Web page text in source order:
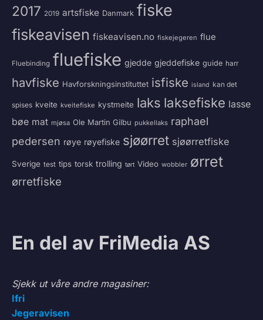
2017 2019 artsfiske Danmark fiske
fiskeavisen fiskeavisen.no fiskejegeren flue
Fluebinding fluefiske gjedde gjeddefiske guide harr
havfiske Havforskningsinstituttet isfiske island kan det
spises kveite kveitefiske kystmeite laks laksefiske lasse
bøe mat mjøsa Ole Martin Gilbu pukkellaks raphael
pedersen røye røyefiske sjøørret sjøørretfiske
Sverige test tips torsk trolling tørt Video wobbler ørret
ørretfiske
En del av FriMedia AS
Sjekk ut våre andre magasiner:
Ifri
Jegeravisen